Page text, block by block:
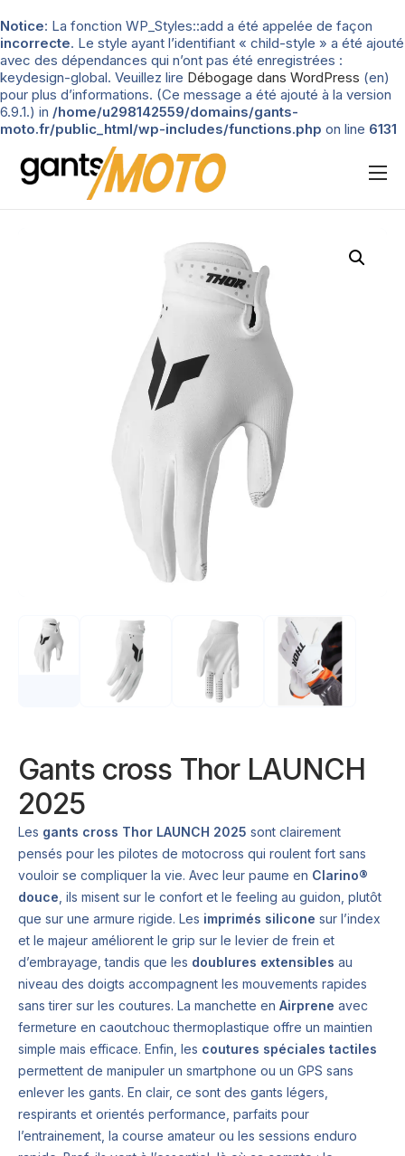
Notice: La fonction WP_Styles::add a été appelée de façon
incorrecte. Le style ayant l’identifiant « child-style » a été ajouté
avec des dépendances qui n’ont pas été enregistrées :
keydesign-global. Veuillez lire Débogage dans WordPress (en)
pour plus d’informations. (Ce message a été ajouté à la version
6.9.1.) in /home/u298142559/domains/gants-
moto.fr/public_html/wp-includes/functions.php on line 6131
Nos tests
Gants cross Thor LAUNCH
2025
Les gants cross Thor LAUNCH 2025 sont clairement
pensés pour les pilotes de motocross qui roulent fort sans
vouloir se compliquer la vie. Avec leur paume en Clarino®
douce , ils misent sur le confort et le feeling au guidon, plutôt
que sur une armure rigide. Les imprimés silicone sur l’index
et le majeur améliorent le grip sur le levier de frein et
d’embrayage, tandis que les doublures extensibles au
niveau des doigts accompagnent les mouvements rapides
sans tirer sur les coutures. La manchette en Airprene avec
fermeture en caoutchouc thermoplastique offre un maintien
simple mais efficace. Enfin, les coutures spéciales tactiles
permettent de manipuler un smartphone ou un GPS sans
enlever les gants. En clair, ce sont des gants légers,
respirants et orientés performance, parfaits pour
l’entrainement, la course amateur ou les sessions enduro